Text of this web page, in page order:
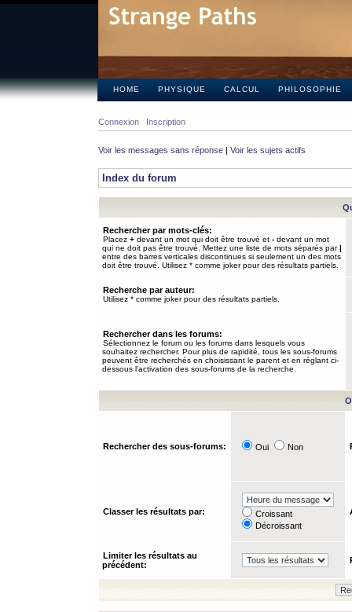
HOME PHYSIQUE CALCUL PHILOSOPHIE
Connexion Inscription
Voir les messages sans réponse | Voir les sujets actifs
Index du forum
Rechercher par mots-clés:
Placez + devant un mot qui doit être trouvé et - devant un mot
qui ne doit pas être trouvé. Mettez une liste de mots séparés par|
entre des barres verticales discontinues si seulement un des mots
doit être trouvé. Utilisez * comme joker pour des résultats partiels.
Recherche par auteur:
Utilisez * comme joker pour des résultats partiels.
Rechercher dans les forums:
Sélectionnez le forum ou les forums dans lesquels vous
souhaitez rechercher. Pour plus de rapidité, tous les sous-forums
peuvent être recherchés en choisissant le parent et en réglant ci-
dessous l’activation des sous-forums de la recherche.
Rechercher des sous-forums: Oui Non
Classer les résultats par:
Croissant
Décroissant
Limiter les résultats au
précédent: